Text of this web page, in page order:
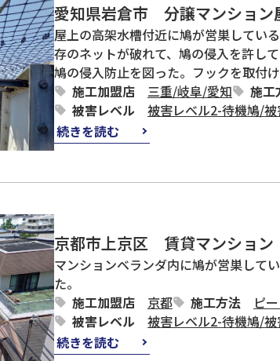
愛知県岩倉市 分譲マンショ
屋上の高架水槽付近に鳩が営巣してい
存のネットが破れて、鳩の侵入を許し
鳩の侵入防止を図った。フックを取付
施工加盟店
三重/岐阜/愛知 施工
被害レベル
被害レベル2-待機鳩/
続きを読む
京都市上京区 賃貸マンショ
マンションベランダ内に鳩が営巣して
た。
施工加盟店
京都 施工方法 ピ
被害レベル
被害レベル2-待機鳩/
続きを読む